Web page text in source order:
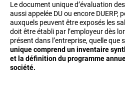
Le document unique d’évaluation
aussi appelée DU ou encore DUERP,
auxquels peuvent être exposés les
doit être établi par l’employeur dès
présent dans l’entreprise, quelle que
unique comprend un inventaire
et la définition du programme
société.